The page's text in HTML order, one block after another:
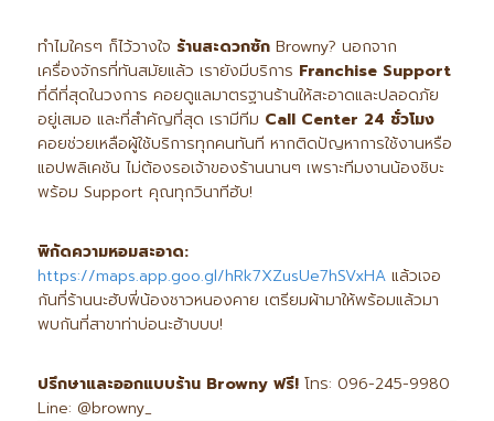
ทำไมใครๆ ก็ไว้วางใจ ร้านสะดวกซัก Browny? นอกจาก
เครื่องจักรที่ทันสมัยแล้ว เรายังมีบริการ Franchise Support
ที่ดีที่สุดในวงการ คอยดูแลมาตรฐานร้านให้สะอาดและปลอดภัย
อยู่เสมอ และที่สำคัญที่สุด เรามีทีม Call Center 24 ชั่วโมง
คอยช่วยเหลือผู้ใช้บริการทุกคนทันที หากติดปัญหาการใช้งานหรือ
แอปพลิเคชัน ไม่ต้องรอเจ้าของร้านนานๆ เพราะทีมงานน้องชิบะ
พร้อม Support คุณทุกวินาทีฮับ!
พิกัดความหอมสะอาด:
https://maps.app.goo.gl/hRk7XZusUe7hSVxHA แล้วเจอ
กันที่ร้านนะฮับพี่น้องชาวหนองคาย เตรียมผ้ามาให้พร้อมแล้วมา
พบกันที่สาขาท่าบ่อนะฮ้าบบบ!
ปรึกษาและออกแบบร้าน Browny ฟรี! โทร: 096-245-9980
Line: @browny_